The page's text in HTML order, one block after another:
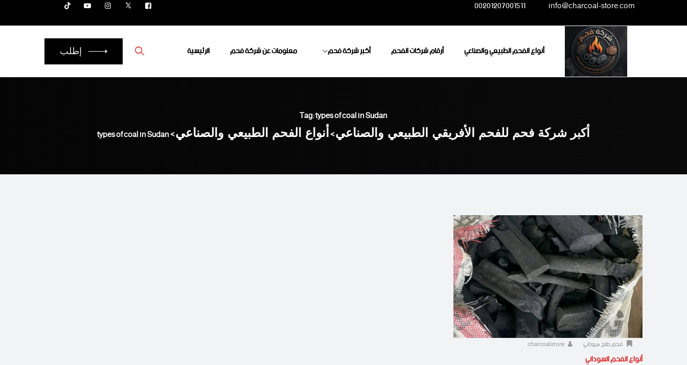
content
info@charcoal-store.com
00201207001511
الرئيسية معلومات عن شركة فحم أكبر شركة فحم أرقام شركات الفحم أنواع الفحم الطبيعي والصناعي إطلب
Tag: types of coal in Sudan
أكبر شركة فحم للفحم الأفريقي الطبيعي والصناعي> أنواع الفحم الطبيعي والصناعي>
types of coal in Sudan
فحم طلح سوداني
أنواع الفحم السوداني